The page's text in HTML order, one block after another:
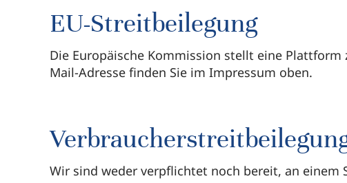
EU-Streitbeilegung
Die Europäische Kommission stellt eine
Mail-Adresse finden Sie im Impressum oben.
Wir sind weder verpflichtet noch bereit, an